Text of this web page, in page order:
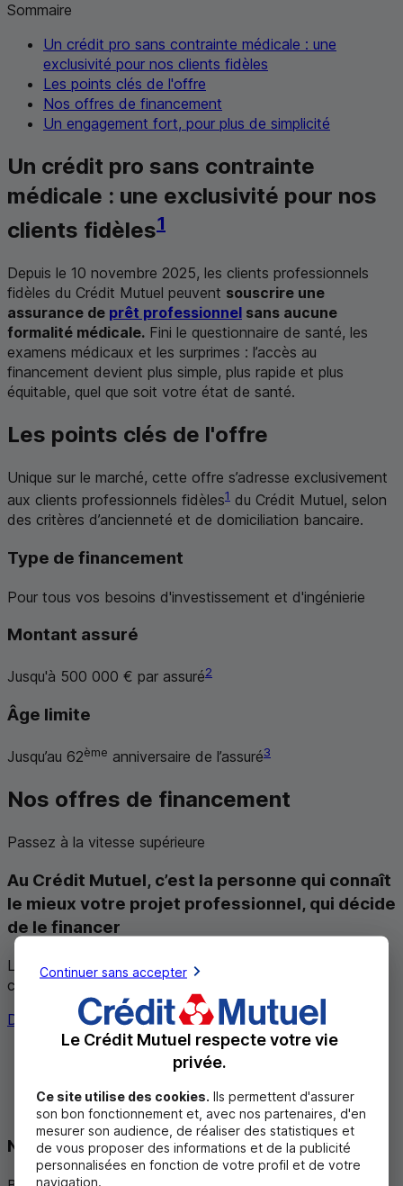
Sommaire
Un crédit pro sans contrainte médicale : une
exclusivité pour nos clients fidèles
Les points clés de l'offre
Nos offres de financement
Un engagement fort, pour plus de simplicité
Un crédit pro sans contrainte
médicale : une exclusivité pour nos
clients fidèles1
Depuis le 10 novembre 2025, les clients professionnels
fidèles du Crédit Mutuel peuvent souscrire une
assurance de prêt professionnel sans aucune
formalité médicale. Fini le questionnaire de santé, les
examens médicaux et les surprimes : l’accès au
financement devient plus simple, plus rapide et plus
équitable, quel que soit votre état de santé.
Les points clés de l'offre
Unique sur le marché, cette offre s’adresse exclusivement
aux clients professionnels fidèles1 du Crédit Mutuel, selon
des critères d’ancienneté et de domiciliation bancaire.
Type de financement
Pour tous vos besoins d'investissement et d'ingénierie
Montant assuré
Jusqu'à 500 000 € par assuré2
Âge limite
Jusqu’au 62ème anniversaire de l’assuré3
Nos offres de financement
Passez à la vitesse supérieure
Au Crédit Mutuel, c’est la personne qui connaît
le mieux votre projet professionnel, qui décide
de le financer
Lancez-vous ou passez à la vitesse supérieure avec le
crédit d’investissement.
Découvrir les crédits d'investissement
Choisissez le type de taux dont vous souhaitez
Choisissez la fréquence de vos échéances
Nos prêts professionnels
Continuer sans accepter
Le Crédit Mutuel respecte votre vie
privée.
Ce site utilise des cookies. Ils permettent d'assurer
son bon fonctionnement et, avec nos partenaires, d'en
mesurer son audience, de réaliser des statistiques et
de vous proposer des informations et de la publicité
personnalisées en fonction de votre profil et de votre
navigation.